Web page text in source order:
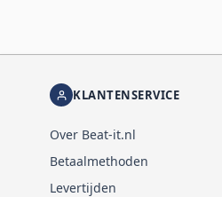
KLANTENSERVICE
Over Beat-it.nl
Betaalmethoden
Levertijden